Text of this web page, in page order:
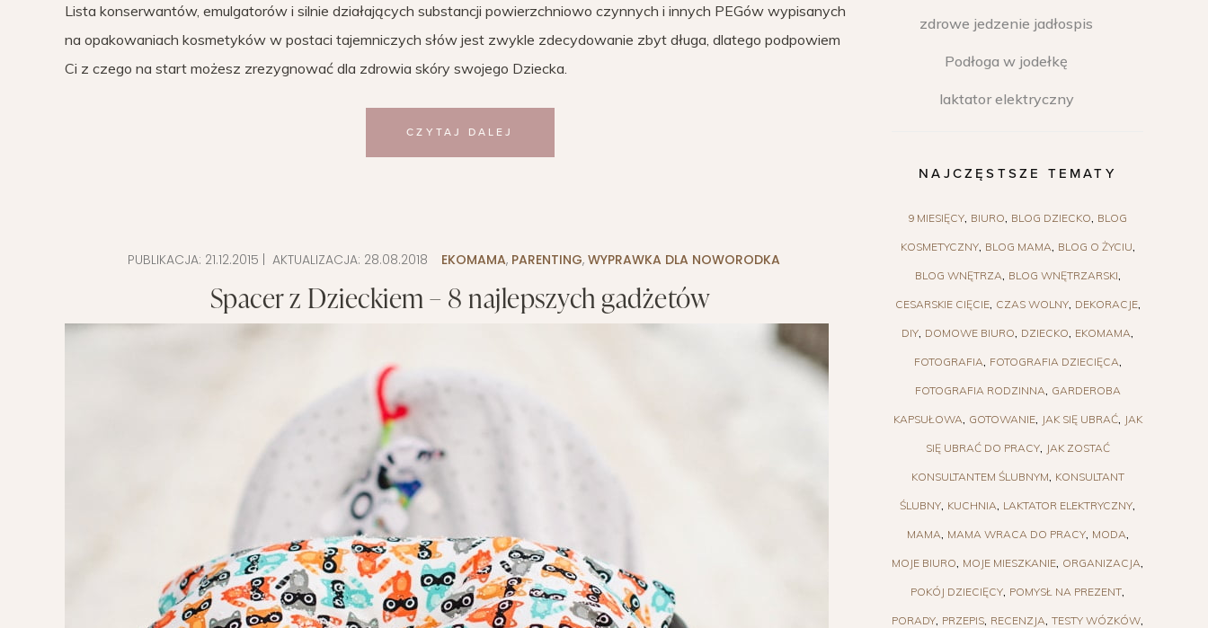
Lista konserwantów, emulgatorów i silnie działających substancji powierzchniowo czynnych i innych PEGów wypisanych
na opakowaniach kosmetyków w postaci tajemniczych słów jest zwykle zdecydowanie zbyt długa, dlatego podpowiem
Ci z czego na start możesz zrezygnować dla zdrowia skóry swojego Dziecka.
CZYTAJ DALEJ
PUBLIKACJA: 21.12.2015 | AKTUALIZACJA: 28.08.2018 EKOMAMA, PARENTING, WYPRAWKA DLA NOWORODKA
Spacer z Dzieckiem – 8 najlepszych gadżetów
zdrowe jedzenie jadłospis
Podłoga w jodełkę
laktator elektryczny
NAJCZĘSTSZE TEMATY
9 MIESIĘCY BIURO BLOG DZIECKO BLOG
KOSMETYCZNY BLOG MAMA BLOG O ŻYCIU
BLOG WNĘTRZA BLOG WNĘTRZARSKI
CESARSKIE CIĘCIE CZAS WOLNY DEKORACJE
DIY DOMOWE BIURO DZIECKO EKOMAMA
FOTOGRAFIA FOTOGRAFIA DZIECIĘCA
FOTOGRAFIA RODZINNA GARDEROBA
KAPSUŁOWA GOTOWANIE JAK SIĘ UBRAĆ JAK
SIĘ UBRAĆ DO PRACY JAK ZOSTAĆ
KONSULTANTEM ŚLUBNYM KONSULTANT
ŚLUBNY KUCHNIA LAKTATOR ELEKTRYCZNY
MAMA MAMA WRACA DO PRACY MODA
MOJE BIURO MOJE MIESZKANIE ORGANIZACJA
POKÓJ DZIECIĘCY POMYSŁ NA PREZENT
PORADY PRZEPIS RECENZJA TESTY WÓZKÓW